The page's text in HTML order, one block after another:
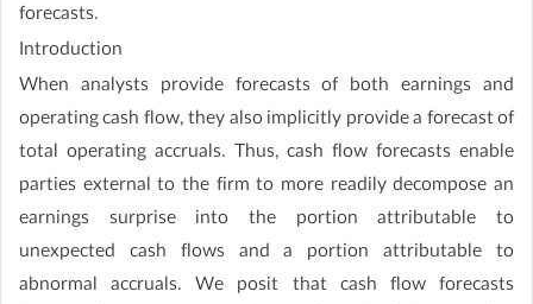
forecasts.
Introduction
When analysts provide forecasts of both earnings and
operating cash flow, they also implicitly provide a forecast of
total operating accruals. Thus, cash flow forecasts enable
parties external to the firm to more readily decompose an
earnings surprise into the portion attributable to
unexpected cash flows and a portion attributable to
abnormal accruals. We posit that cash flow forecasts